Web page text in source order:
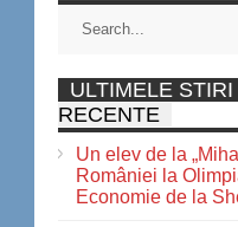
ULTIMELE STIRI
RECENTE
Un elev de la
României la
Economie de la